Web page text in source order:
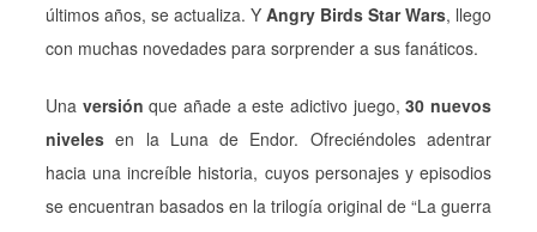
últimos años, se actualiza. Y Angry Birds Star Wars, llego
con muchas novedades para sorprender a sus fanáticos.
Una versión que añade a este adictivo juego,30 nuevos
niveles en la Luna de Endor. Ofreciéndoles adentrar
hacia una increíble historia, cuyos personajes y episodios
se encuentran basados en la trilogía original de “La guerra